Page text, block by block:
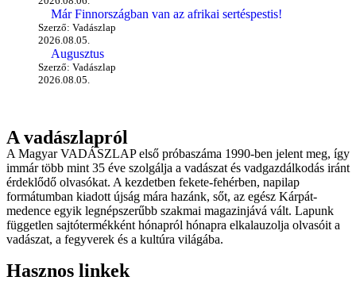
Már Finnországban van az afrikai sertéspestis!
Szerző: Vadászlap
2026.08.05.
Augusztus
Szerző: Vadászlap
2026.08.05.
A vadászlapról
A Magyar VADÁSZLAP első próbaszáma 1990-ben jelent meg, így
immár több mint 35 éve szolgálja a vadászat és vadgazdálkodás iránt
érdeklődő olvasókat. A kezdetben fekete-fehérben, napilap
formátumban kiadott újság mára hazánk, sőt, az egész Kárpát-
medence egyik legnépszerűbb szakmai magazinjává vált. Lapunk
független sajtótermékként hónapról hónapra elkalauzolja olvasóit a
vadászat, a fegyverek és a kultúra világába.
Hasznos linkek